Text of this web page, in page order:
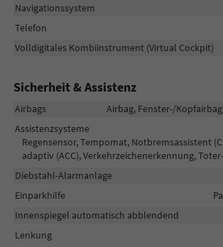
Navigationssystem
Telefon
Volldigitales Kombiinstrument (Virtual Cockpit)
Sicherheit & Assistenz
Airbags
Airbag, Fenster-/
Assistenzsysteme
Regensensor, Tempomat, Notbremsassistent
adaptiv (ACC), Verkehrzeichenerkennung,
Diebstahl-Alarmanlage
Einparkhilfe
Innenspiegel automatisch abblendend
Lenkung